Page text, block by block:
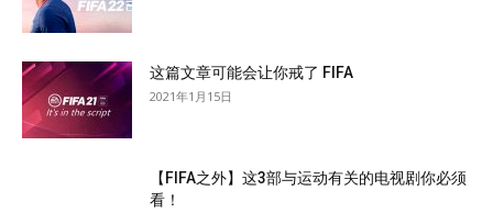
这篇文章可能会让你戒了 FIFA
2021年1月15日
【FIFA之外】这3部与运动有关的电视剧你必须
看！